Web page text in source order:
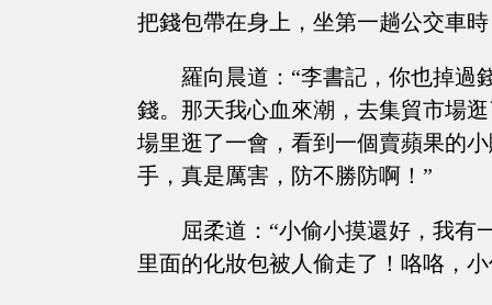
把錢包帶在身上，坐第一趟公交車
羅向晨道：“李書記，你也掉過
錢。那天我心血來潮，去集貿市場
場里逛了一會，看到一個賣蘋果的
手，真是厲害，防不勝防啊！”
屈柔道：“小偷小摸還好，我有
里面的化妝包被人偷走了！咯咯，